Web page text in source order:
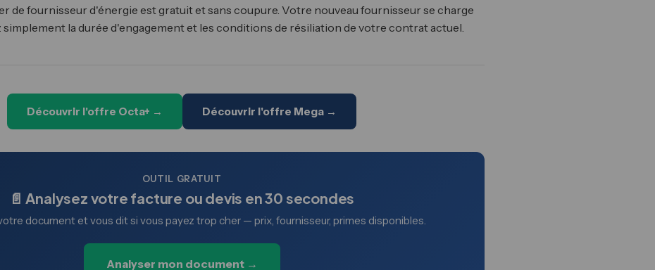
de fournisseur d'énergie est gratuit et sans coupure. Votre nouveau fournisseur se charge
simplement la durée d'engagement et les conditions de résiliation de votre contrat actuel.
Découvrir l'offre Octa+ → Découvrir l'offre Mega →
OUTIL GRATUIT
📄 Analysez votre facture ou devis en 30 secondes
document et vous dit si vous payez trop cher — prix, fournisseur, primes disponibles.
Analyser mon document →